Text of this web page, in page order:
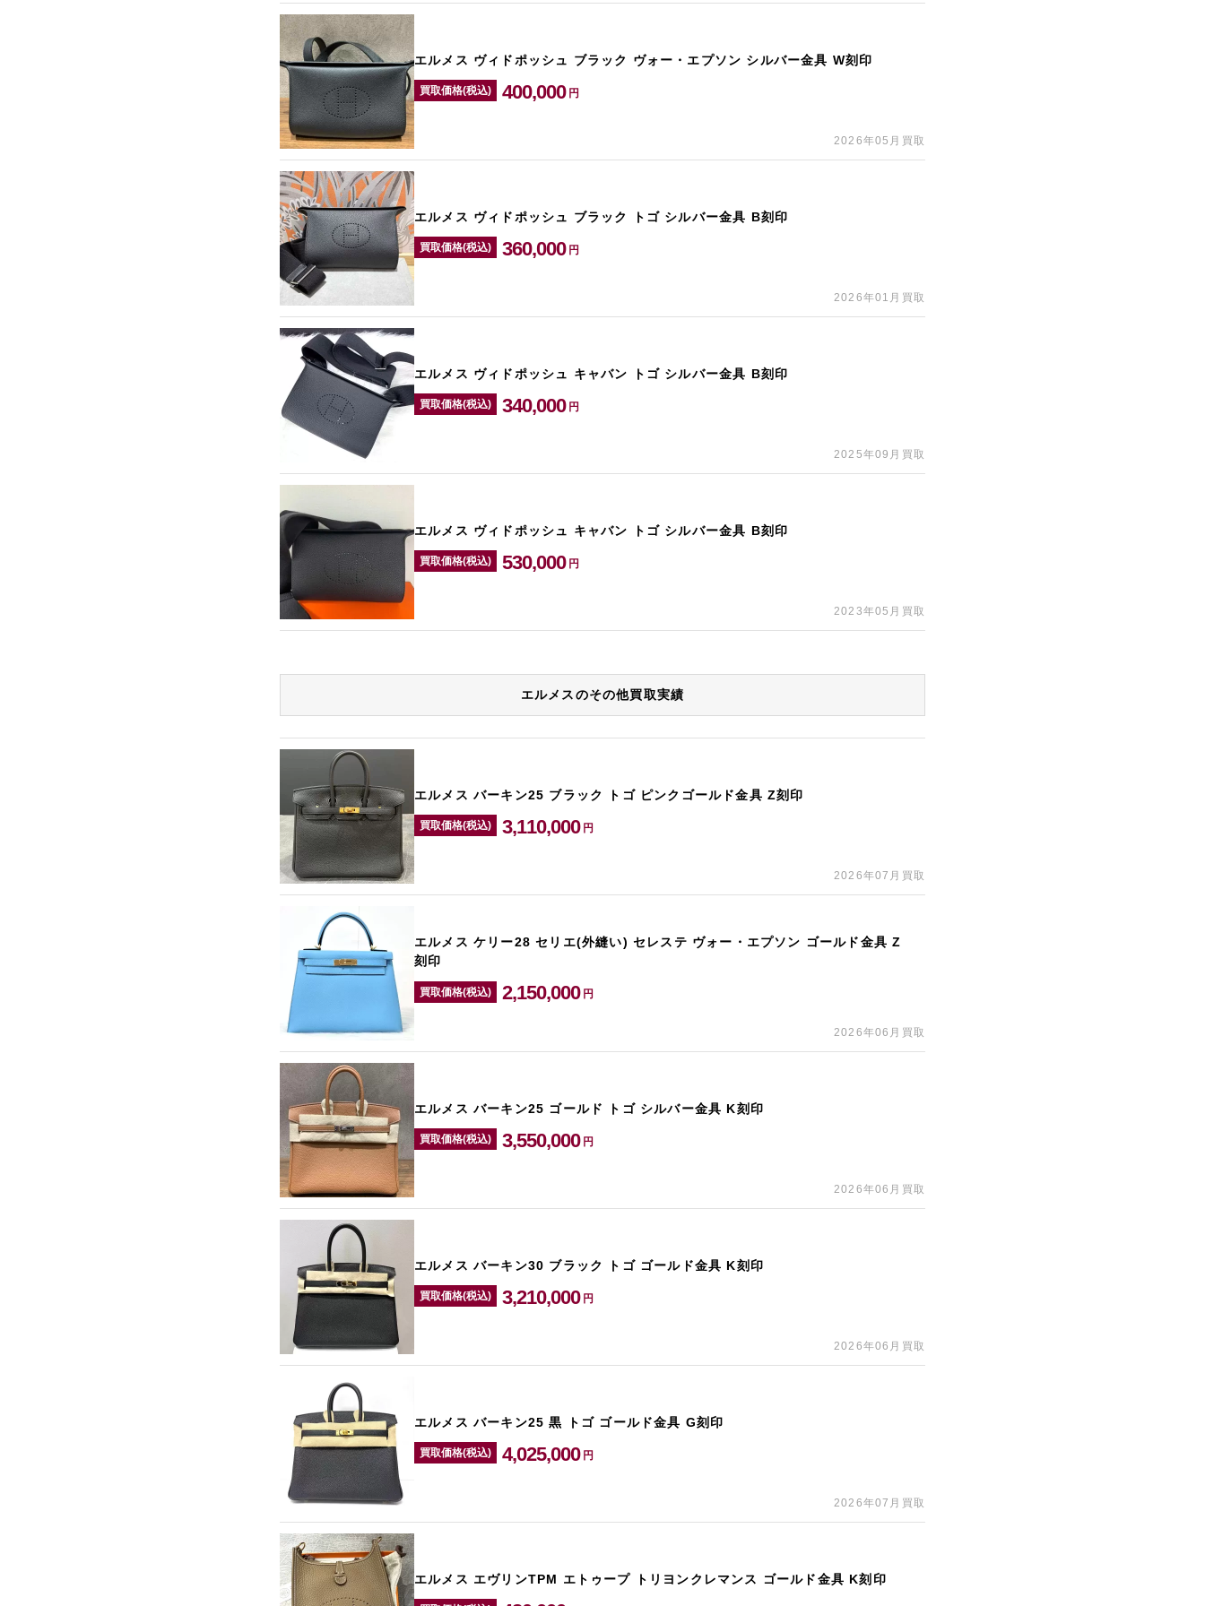
エルメス ヴィドポッシュ ブラック ヴォー・エプソン シルバー金具 W刻印
買取価格(税込) 400,000 円
2026年05月買取
エルメス ヴィドポッシュ ブラック トゴ シルバー金具 B刻印
買取価格(税込) 360,000 円
2026年01月買取
エルメス ヴィドポッシュ キャバン トゴ シルバー金具 B刻印
買取価格(税込) 340,000 円
2025年09月買取
エルメス ヴィドポッシュ キャバン トゴ シルバー金具 B刻印
買取価格(税込) 530,000 円
2023年05月買取
エルメスのその他買取実績
エルメス バーキン25 ブラック トゴ ピンクゴールド金具 Z刻印
買取価格(税込) 3,110,000 円
2026年07月買取
エルメス ケリー28 セリエ(外縫い) セレステ ヴォー・エプソン ゴールド金具 Z
刻印
買取価格(税込) 2,150,000 円
2026年06月買取
エルメス バーキン25 ゴールド トゴ シルバー金具 K刻印
買取価格(税込) 3,550,000 円
2026年06月買取
エルメス バーキン30 ブラック トゴ ゴールド金具 K刻印
買取価格(税込) 3,210,000 円
2026年06月買取
エルメス バーキン25 黒 トゴ ゴールド金具 G刻印
買取価格(税込) 4,025,000 円
2026年07月買取
エルメス エヴリンTPM エトゥープ トリヨンクレマンス ゴールド金具 K刻印